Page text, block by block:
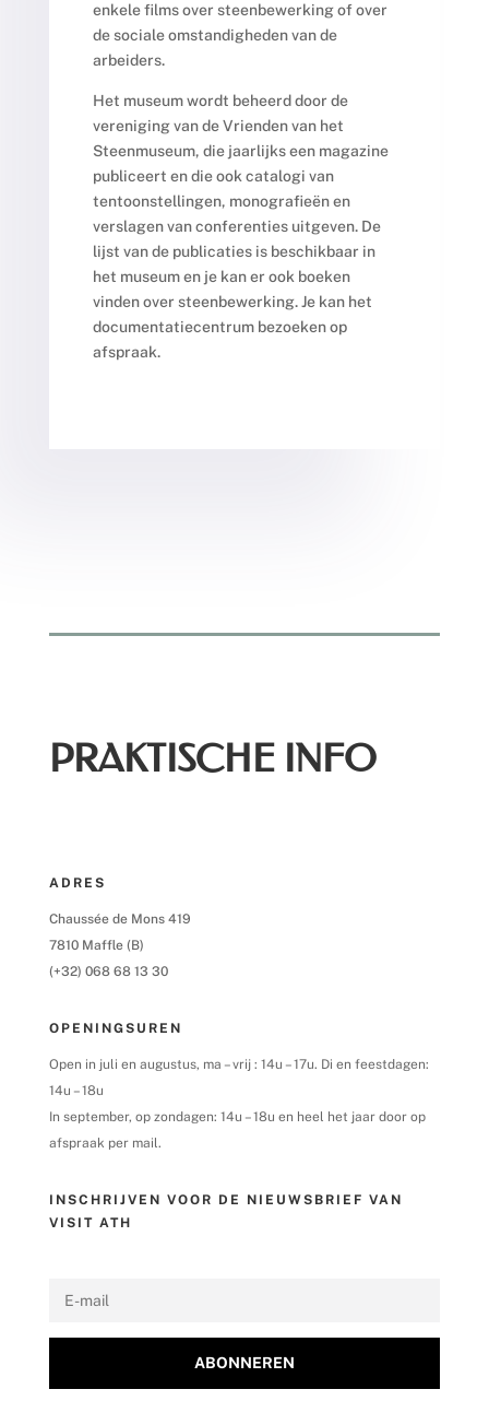
enkele films over steenbewerking of over
de sociale omstandigheden van de
arbeiders.
Het museum wordt beheerd door de
vereniging van de Vrienden van het
Steenmuseum, die jaarlijks een magazine
publiceert en die ook catalogi van
tentoonstellingen, monografieën en
verslagen van conferenties uitgeven. De
lijst van de publicaties is beschikbaar in
het museum en je kan er ook boeken
vinden over steenbewerking. Je kan het
documentatiecentrum bezoeken op
afspraak.
PRAKTISCHE INFO
ADRES
Chaussée de Mons 419
7810 Maffle (B)
(+32) 068 68 13 30
OPENINGSUREN
Open in juli en augustus, ma – vrij : 14u – 17u. Di en feestdagen:
14u – 18u
In september, op zondagen: 14u – 18u en heel het jaar door op
afspraak per mail.
INSCHRIJVEN VOOR DE NIEUWSBRIEF VAN
VISIT ATH
ABONNEREN